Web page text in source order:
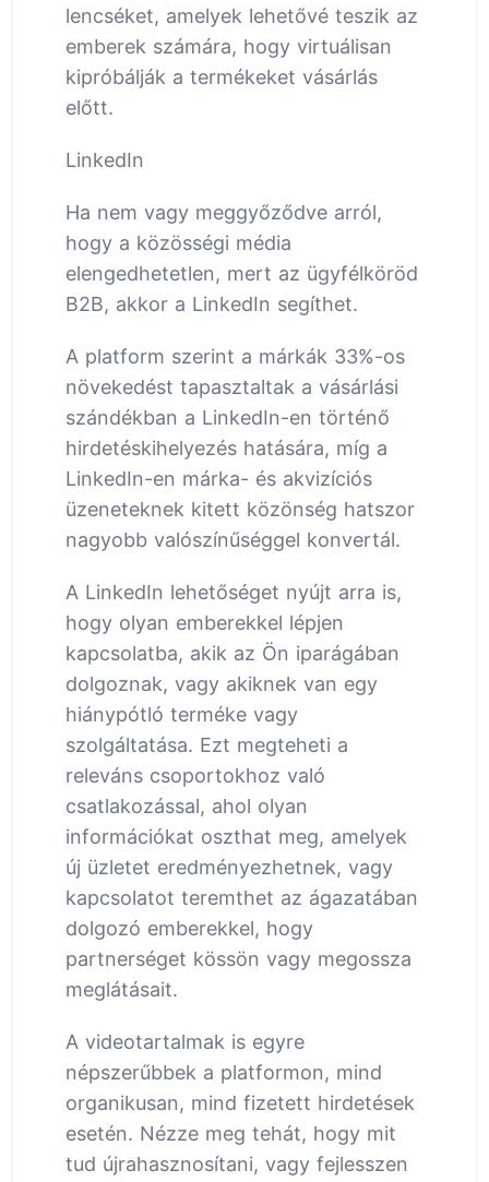
lencséket, amelyek lehetővé teszik az
emberek számára, hogy virtuálisan
kipróbálják a termékeket vásárlás
előtt.
LinkedIn
Ha nem vagy meggyőződve arról,
hogy a közösségi média
elengedhetetlen, mert az ügyfélköröd
B2B, akkor a LinkedIn segíthet.
A platform szerint a márkák 33%-os
növekedést tapasztaltak a vásárlási
szándékban a LinkedIn-en történő
hirdetéskihelyezés hatására, míg a
LinkedIn-en márka- és akvizíciós
üzeneteknek kitett közönség hatszor
nagyobb valószínűséggel konvertál.
A LinkedIn lehetőséget nyújt arra is,
hogy olyan emberekkel lépjen
kapcsolatba, akik az Ön iparágában
dolgoznak, vagy akiknek van egy
hiánypótló terméke vagy
szolgáltatása. Ezt megteheti a
releváns csoportokhoz való
csatlakozással, ahol olyan
információkat oszthat meg, amelyek
új üzletet eredményezhetnek, vagy
kapcsolatot teremthet az ágazatában
dolgozó emberekkel, hogy
partnerséget kössön vagy megossza
meglátásait.
A videotartalmak is egyre
népszerűbbek a platformon, mind
organikusan, mind fizetett hirdetések
esetén. Nézze meg tehát, hogy mit
tud újrahasznosítani, vagy fejlesszen